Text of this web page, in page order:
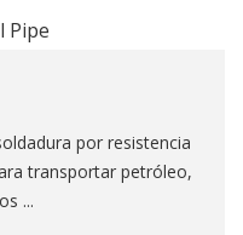
por resistencia
transportar petróleo,
...